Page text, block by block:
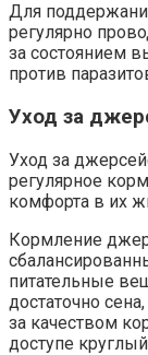
Для
регулярно
за состоянием
против
Уход за
Уход за
регулярное
комфорта в их
Кормление
питательные
достаточно
за качеством
доступе